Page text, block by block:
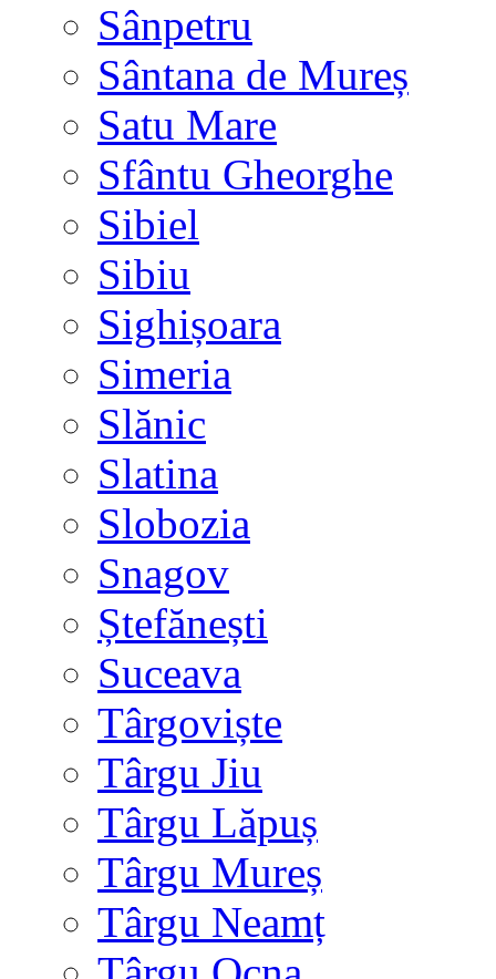
Sânpetru
Sântana de Mureș
Satu Mare
Sfântu Gheorghe
Sibiel
Sibiu
Sighișoara
Simeria
Slănic
Slatina
Slobozia
Snagov
Ștefănești
Suceava
Târgoviște
Târgu Jiu
Târgu Lăpuș
Târgu Mureș
Târgu Neamț